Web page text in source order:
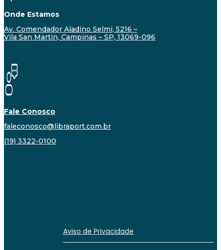
Onde Estamos
Av. Comendador Aladino Selmi, 5216 –
Vila San Martin, Campinas – SP, 13069-096
Fale Conosco
faleconosco@libraport.com.br
(19) 3322-0100
Aviso de Privacidade